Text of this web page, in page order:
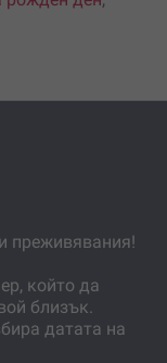
преживявания!
който да
близък.
датата на